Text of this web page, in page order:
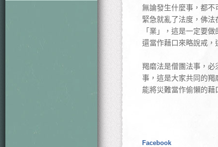
無論發生什麼事，都
緊急就亂了法度，佛
「業」，這是一定要
還當作藉口來略說戒，
羯磨法是僧團法事，
事，這是大家共同的
能將災難當作偷懶的
Facebook